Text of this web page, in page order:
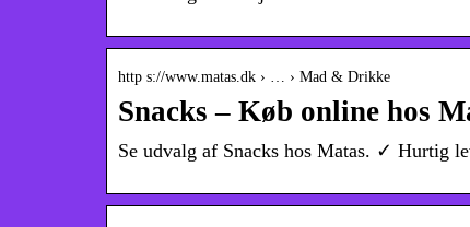
http s://www.matas.dk › … › Mad & Drikke
Snacks – Køb online hos
Se udvalg af Snacks hos Matas. ✓ Hurtig